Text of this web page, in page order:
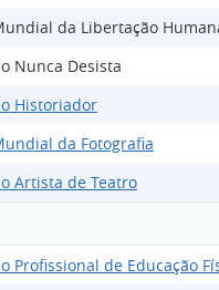
da Libertação
Nunca Desista
Historiador
da Fotografia
Artista de Teatro
Profissional de Educação